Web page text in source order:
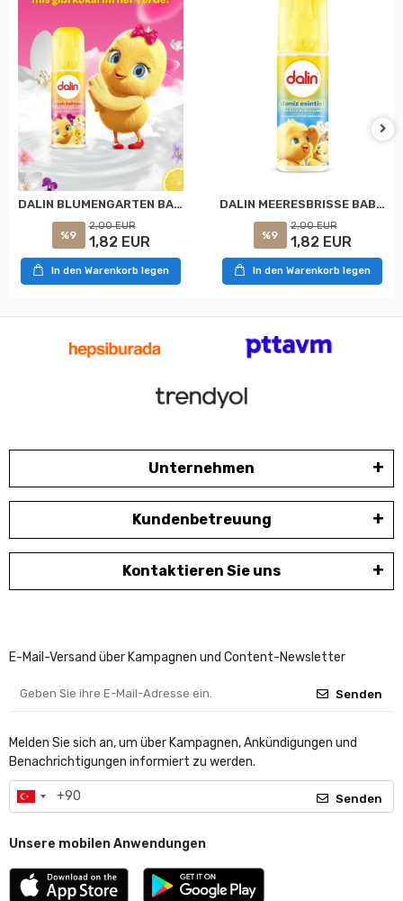
DALIN BLUMENGARTEN BABY-KÖLN 150 ML
%9
2,00 EUR
1,82 EUR
In den Warenkorb legen
DALIN MEERESBRISSE BABY-KÖLN 150 ML
%9
2,00 EUR
1,82 EUR
In den Warenkorb legen
Unternehmen
Kundenbetreuung
Kontaktieren Sie uns
E-Mail-Versand über Kampagnen und Content-Newsletter
Senden
Melden Sie sich an, um über Kampagnen, Ankündigungen und
Benachrichtigungen informiert zu werden.
Senden
Unsere mobilen Anwendungen